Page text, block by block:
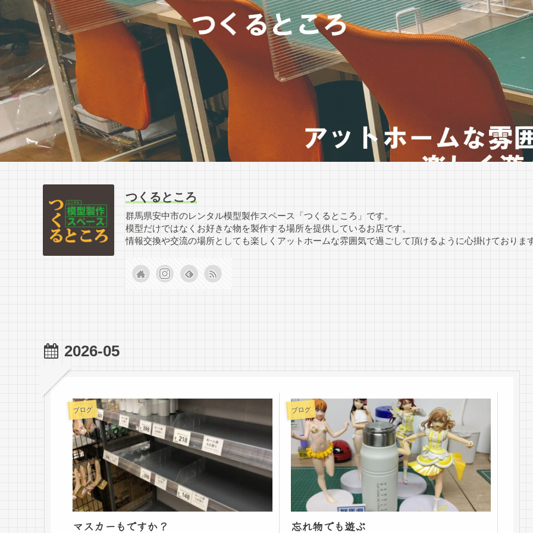
つくるところ
群馬県安中市のレンタル模型製作スペース「つくるところ」です。
模型だけではなくお好きな物を製作する場所を提供しているお店です。
情報交換や交流の場所としても楽しくアットホームな雰囲気で過ごして頂けるように心掛けておりま
2026-05
ブログ
マスカーもですか？
ブログ
忘れ物でも遊ぶ